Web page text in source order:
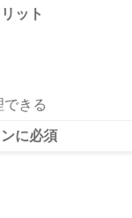
ット
きる
に必須